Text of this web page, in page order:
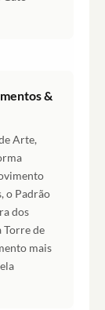
&
Arte,
o Padrão
dos
Torre de
mais